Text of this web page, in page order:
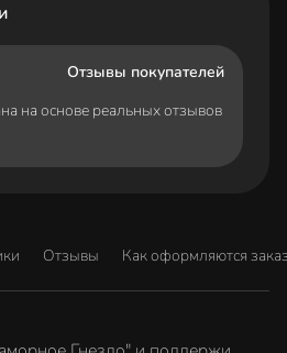
Отзывы покупателей
на основе реальных отзывов
Отзывы Как оформляются